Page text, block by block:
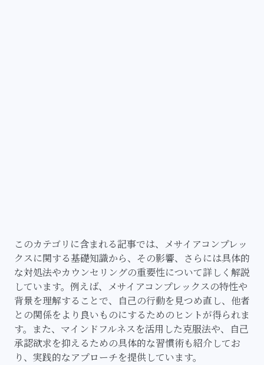
このカテゴリに含まれる記事では、メサイアコンプレッ
クスに関する基礎知識から、その影響、さらには具体的
な対処法やカウンセリングの重要性について詳しく解説
しています。例えば、メサイアコンプレックスの特性や
背景を理解することで、自己の行動を見つめ直し、他者
との関係をより良いものにするためのヒントが得られま
す。また、マインドフルネスを活用した克服法や、自己
承認欲求を抑えるための具体的な習慣術も紹介してお
り、実践的なアプローチを提供しています。